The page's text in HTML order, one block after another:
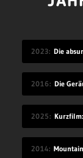
2023
2016 Die
2025
2014